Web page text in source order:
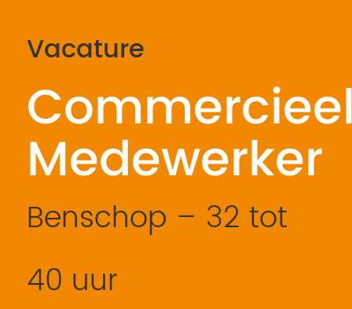
Vacature
Medewerker
Benschop – 32 tot
40 uur